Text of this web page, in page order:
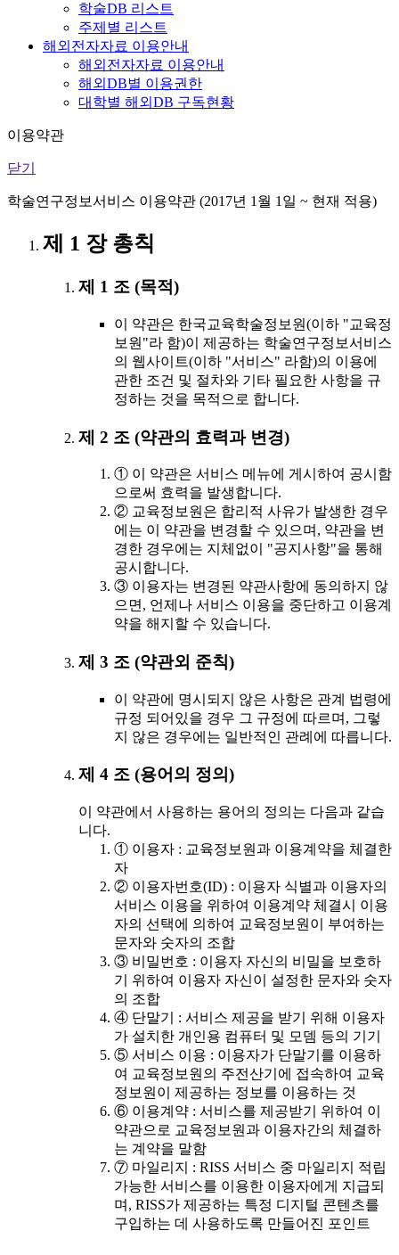
학술DB 리스트
주제별 리스트
해외전자자료 이용안내
해외전자자료 이용안내
해외DB별 이용권한
대학별 해외DB 구독현황
이용약관
닫기
학술연구정보서비스 이용약관 (2017년 1월 1일 ~ 현재 적용)
제 1 장 총칙
제 1 조 (목적)
이 약관은 한국교육학술정보원(이하 "교육정
보원"라 함)이 제공하는 학술연구정보서비스
의 웹사이트(이하 "서비스" 라함)의 이용에
관한 조건 및 절차와 기타 필요한 사항을 규
정하는 것을 목적으로 합니다.
제 2 조 (약관의 효력과 변경)
① 이 약관은 서비스 메뉴에 게시하여 공시함
으로써 효력을 발생합니다.
② 교육정보원은 합리적 사유가 발생한 경우
에는 이 약관을 변경할 수 있으며, 약관을 변
경한 경우에는 지체없이 "공지사항"을 통해
공시합니다.
③ 이용자는 변경된 약관사항에 동의하지 않
으면, 언제나 서비스 이용을 중단하고 이용계
약을 해지할 수 있습니다.
제 3 조 (약관외 준칙)
이 약관에 명시되지 않은 사항은 관계 법령에
규정 되어있을 경우 그 규정에 따르며, 그렇
지 않은 경우에는 일반적인 관례에 따릅니다.
제 4 조 (용어의 정의)
이 약관에서 사용하는 용어의 정의는 다음과 같습
니다.
① 이용자 : 교육정보원과 이용계약을 체결한
자
② 이용자번호(ID) : 이용자 식별과 이용자의
서비스 이용을 위하여 이용계약 체결시 이용
자의 선택에 의하여 교육정보원이 부여하는
문자와 숫자의 조합
③ 비밀번호 : 이용자 자신의 비밀을 보호하
기 위하여 이용자 자신이 설정한 문자와 숫자
의 조합
④ 단말기 : 서비스 제공을 받기 위해 이용자
가 설치한 개인용 컴퓨터 및 모뎀 등의 기기
⑤ 서비스 이용 : 이용자가 단말기를 이용하
여 교육정보원의 주전산기에 접속하여 교육
정보원이 제공하는 정보를 이용하는 것
⑥ 이용계약 : 서비스를 제공받기 위하여 이
약관으로 교육정보원과 이용자간의 체결하
는 계약을 말함
⑦ 마일리지 : RISS 서비스 중 마일리지 적립
가능한 서비스를 이용한 이용자에게 지급되
며, RISS가 제공하는 특정 디지털 콘텐츠를
구입하는 데 사용하도록 만들어진 포인트